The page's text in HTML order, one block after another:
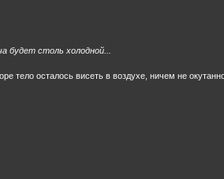
будет столь холодной...
тело осталось висеть в воздухе, ничем не